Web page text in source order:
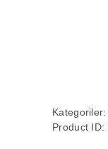
Kategoriler:
Product ID: